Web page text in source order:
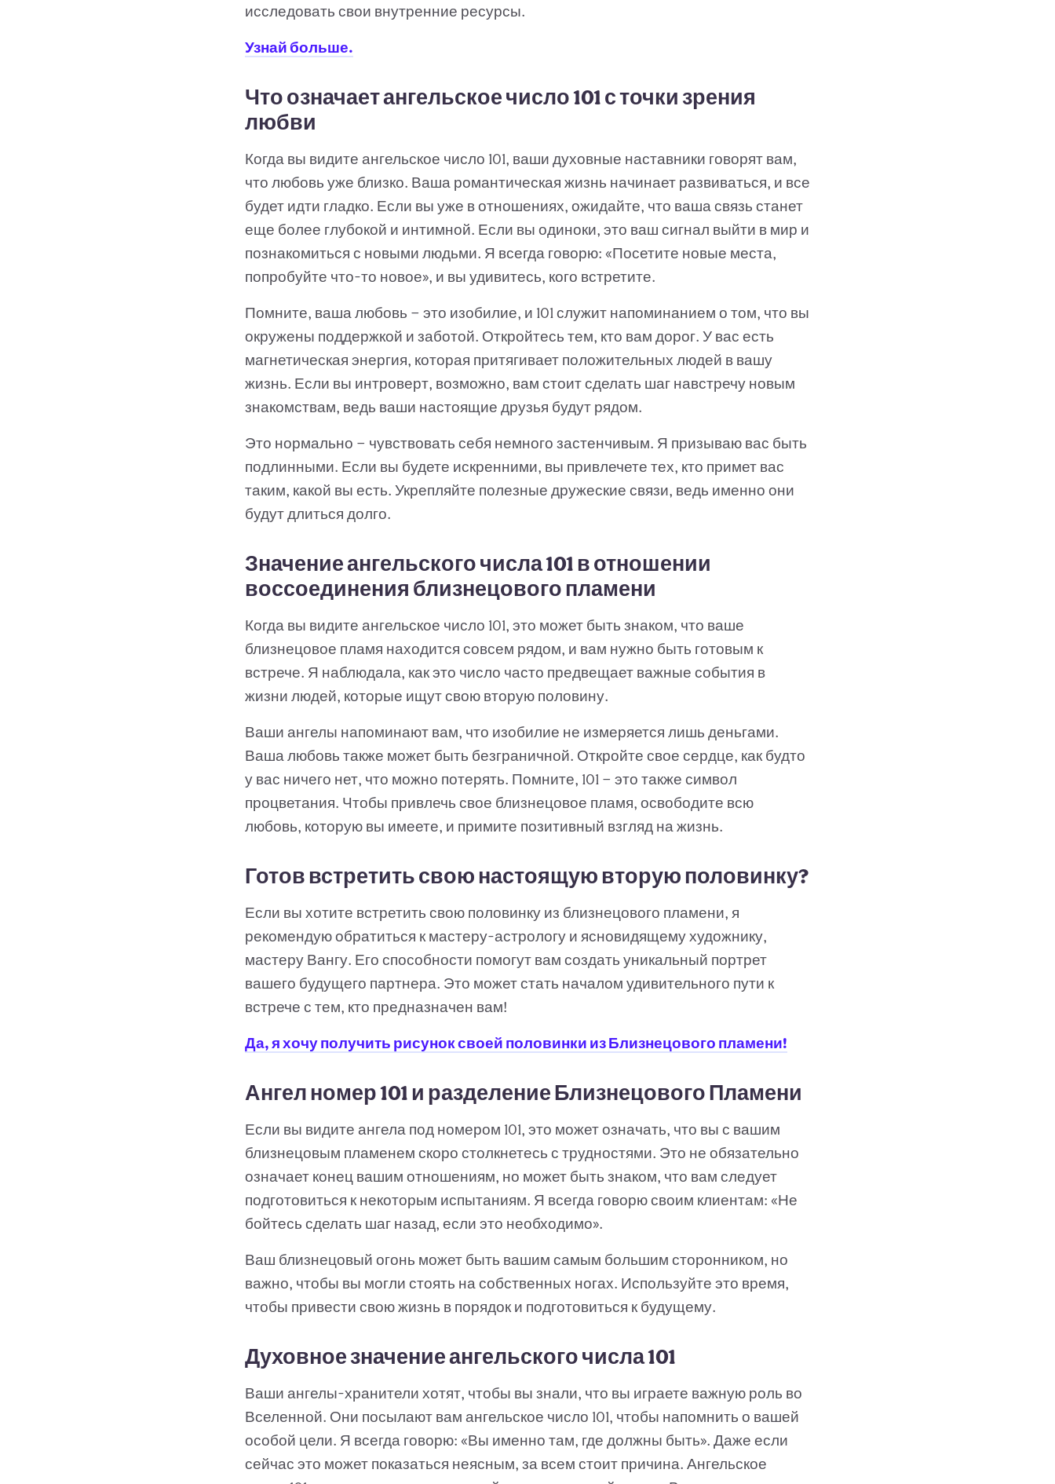
исследовать свои внутренние ресурсы.
Узнай больше.
Что означает ангельское число 101 с точки зрения
любви
Когда вы видите ангельское число 101, ваши духовные наставники говорят вам,
что любовь уже близко. Ваша романтическая жизнь начинает развиваться, и все
будет идти гладко. Если вы уже в отношениях, ожидайте, что ваша связь станет
еще более глубокой и интимной. Если вы одиноки, это ваш сигнал выйти в мир и
познакомиться с новыми людьми. Я всегда говорю: «Посетите новые места,
попробуйте что-то новое», и вы удивитесь, кого встретите.
Помните, ваша любовь — это изобилие, и 101 служит напоминанием о том, что вы
окружены поддержкой и заботой. Откройтесь тем, кто вам дорог. У вас есть
магнетическая энергия, которая притягивает положительных людей в вашу
жизнь. Если вы интроверт, возможно, вам стоит сделать шаг навстречу новым
знакомствам, ведь ваши настоящие друзья будут рядом.
Это нормально — чувствовать себя немного застенчивым. Я призываю вас быть
подлинными. Если вы будете искренними, вы привлечете тех, кто примет вас
таким, какой вы есть. Укрепляйте полезные дружеские связи, ведь именно они
будут длиться долго.
Значение ангельского числа 101 в отношении
воссоединения близнецового пламени
Когда вы видите ангельское число 101, это может быть знаком, что ваше
близнецовое пламя находится совсем рядом, и вам нужно быть готовым к
встрече. Я наблюдала, как это число часто предвещает важные события в
жизни людей, которые ищут свою вторую половину.
Ваши ангелы напоминают вам, что изобилие не измеряется лишь деньгами.
Ваша любовь также может быть безграничной. Откройте свое сердце, как будто
у вас ничего нет, что можно потерять. Помните, 101 — это также символ
процветания. Чтобы привлечь свое близнецовое пламя, освободите всю
любовь, которую вы имеете, и примите позитивный взгляд на жизнь.
Готов встретить свою настоящую вторую половинку?
Если вы хотите встретить свою половинку из близнецового пламени, я
рекомендую обратиться к мастеру-астрологу и ясновидящему художнику,
мастеру Вангу. Его способности помогут вам создать уникальный портрет
вашего будущего партнера. Это может стать началом удивительного пути к
встрече с тем, кто предназначен вам!
Да, я хочу получить рисунок своей половинки из Близнецового пламени!
Ангел номер 101 и разделение Близнецового Пламени
Если вы видите ангела под номером 101, это может означать, что вы с вашим
близнецовым пламенем скоро столкнетесь с трудностями. Это не обязательно
означает конец вашим отношениям, но может быть знаком, что вам следует
подготовиться к некоторым испытаниям. Я всегда говорю своим клиентам: «Не
бойтесь сделать шаг назад, если это необходимо».
Ваш близнецовый огонь может быть вашим самым большим сторонником, но
важно, чтобы вы могли стоять на собственных ногах. Используйте это время,
чтобы привести свою жизнь в порядок и подготовиться к будущему.
Духовное значение ангельского числа 101
Ваши ангелы-хранители хотят, чтобы вы знали, что вы играете важную роль во
Вселенной. Они посылают вам ангельское число 101, чтобы напомнить о вашей
особой цели. Я всегда говорю: «Вы именно там, где должны быть». Даже если
сейчас это может показаться неясным, за всем стоит причина. Ангельское